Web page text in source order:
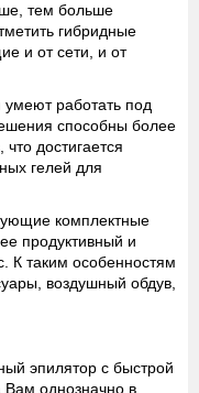
тем больше
гибридные
и от сети, и от
работать под
способны более
достигается
гелей для
комплектные
продуктивный и
К таким особенностям
воздушный обдув,
эпилятор с быстрой
Вам однозначно в